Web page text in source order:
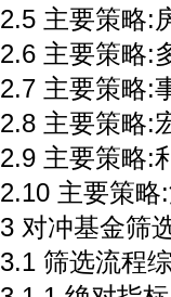
2.5 主要策略:
2.6 主要策略:
2.7 主要策略:
2.8 主要策略:
2.9 主要策略:
2.10 主要策略
3 对冲基金筛
3.1 筛选流程